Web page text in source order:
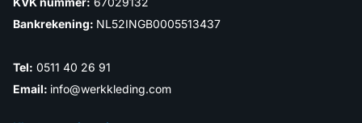
Bankrekening: NL52INGB0005513437
Tel: 0511 40 26 91
Email: info@werkkleding.com